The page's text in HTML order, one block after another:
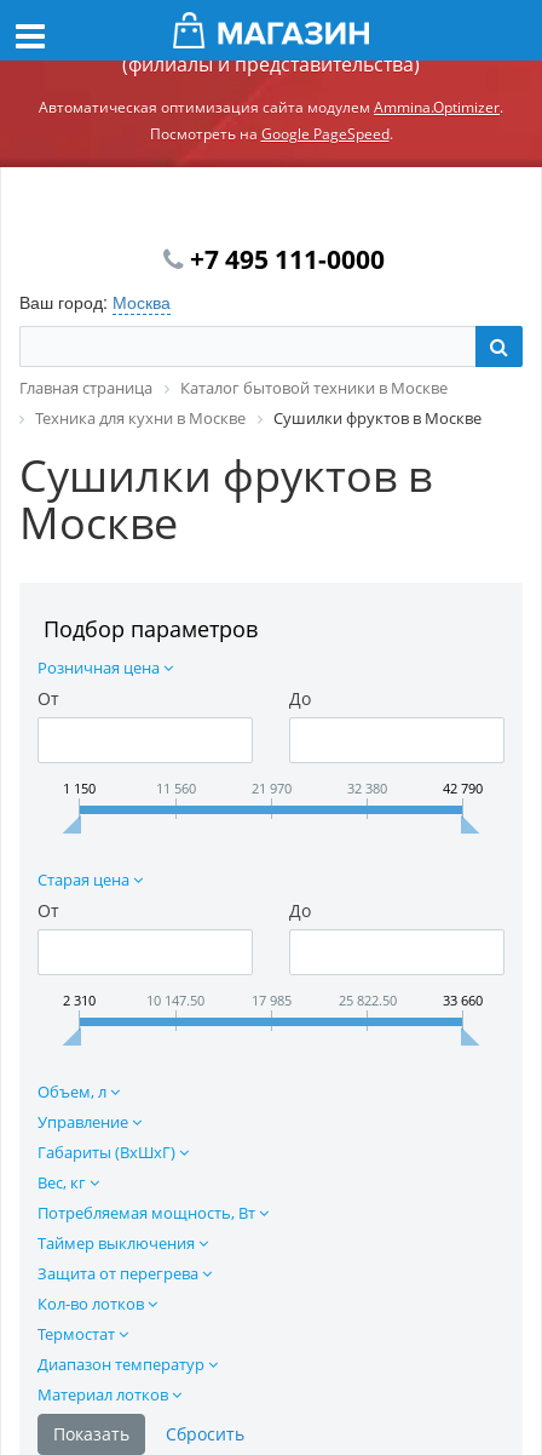
Демонстрационный сайт модуля Ammina.Регионы
(филиалы и представительства)
Автоматическая оптимизация сайта модулем Ammina.Optimizer.
Посмотреть на Google PageSpeed.
+7 495 111-0000
Ваш город: Москва
Главная страница
Каталог бытовой техники в Москве
Техника для кухни в Москве
Сушилки фруктов в Москве
Сушилки фруктов в
Москве
Подбор параметров
Розничная цена
От До
1 150 11 560 21 970 32 380 42 790
Старая цена
От До
2 310 10 147.50 17 985 25 822.50 33 660
Объем, л
Управление
Габариты (ВхШхГ)
Вес, кг
Потребляемая мощность, Вт
Таймер выключения
Защита от перегрева
Кол-во лотков
Термостат
Диапазон температур
Материал лотков